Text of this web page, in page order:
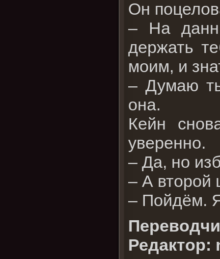
Он
– На
держать
моим, и
– Думаю
она.
Кейн
уверенно.
– Да, но
– А второй
– Пойдём.
Редактор: